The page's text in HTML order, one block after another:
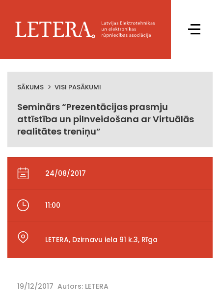
SĀKUMS VISI PASĀKUMI
Seminārs “Prezentācijas prasmju
attīstība un pilnveidošana ar Virtuālās
realitātes treniņu”
24/08/2017
11:00
LETERA, Dzirnavu iela 91 k.3, Rīga
19/12/2017 Autors: LETERA